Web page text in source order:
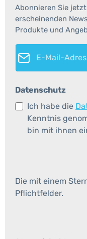
Abonnieren Sie
erscheinenden
Produkte und
E-Mail-Adresse*
Datenschutz
Ich habe die
Kenntnis
bin mit ihnen
Die mit einem
Pflichtfelder.